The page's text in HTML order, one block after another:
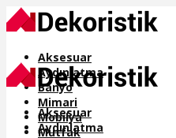
Aksesuar
Aydınlatma
Banyo
Mimari
Mobilya
Mutfak
Aksesuar
Aydınlatma